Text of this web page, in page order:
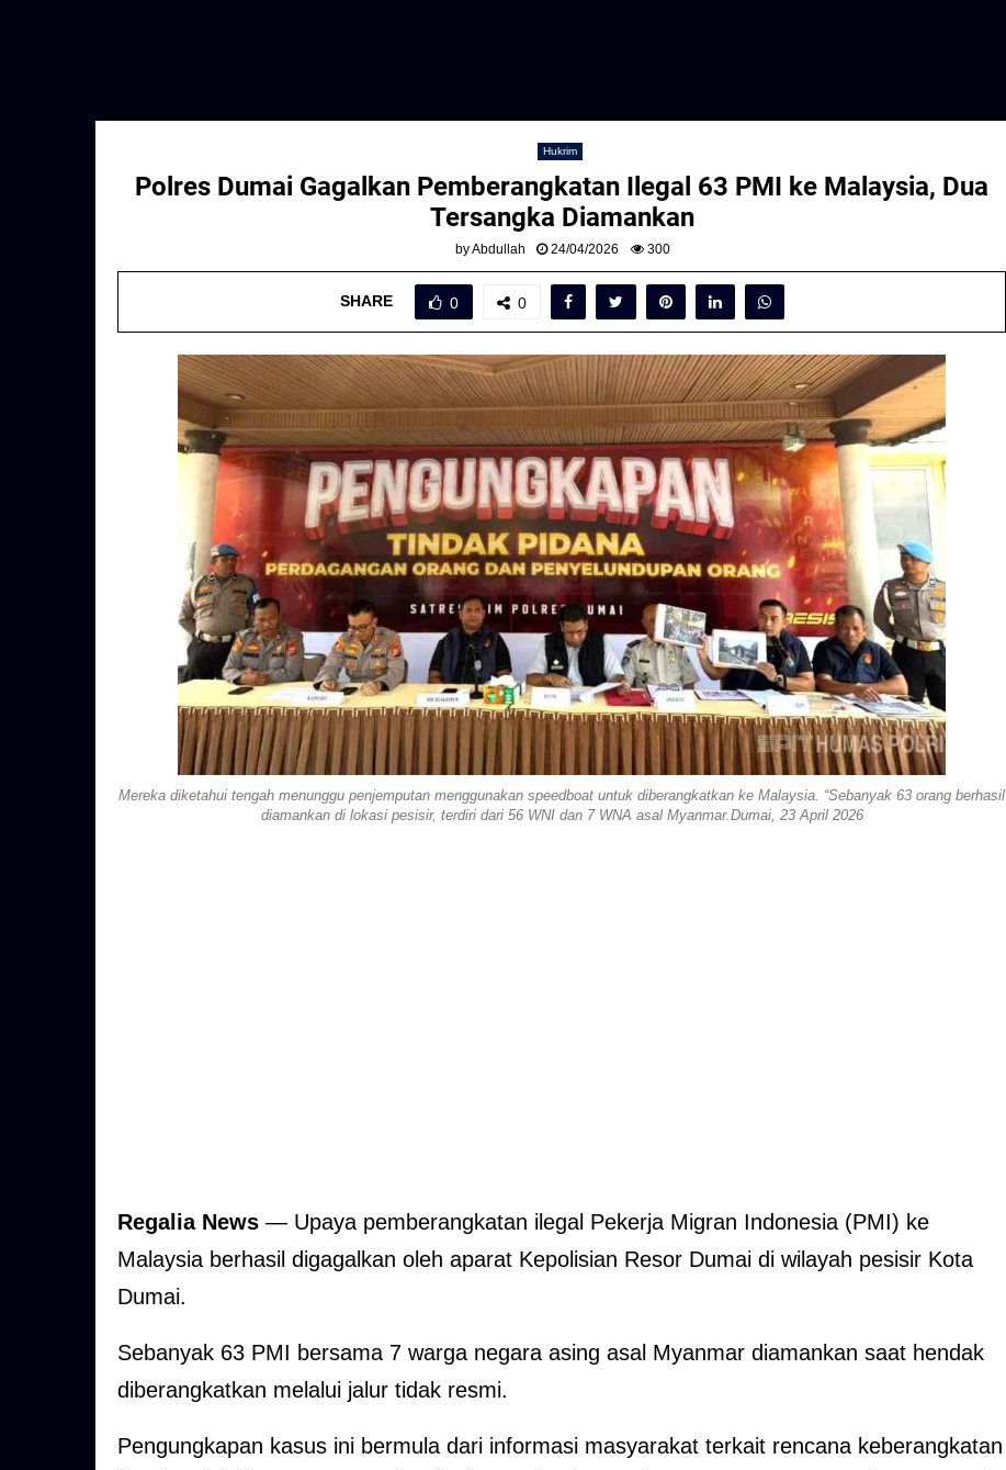
Hukrim
Polres Dumai Gagalkan Pemberangkatan Ilegal 63 PMI ke Malaysia, Dua
Tersangka Diamankan
byAbdullah 24/04/2026 300
SHARE 0 0
Mereka diketahui tengah menunggu penjemputan menggunakan speedboat untuk diberangkatkan ke Malaysia. “Sebanyak 63 orang berhasil
diamankan di lokasi pesisir, terdiri dari 56 WNI dan 7 WNA asal Myanmar.Dumai, 23 April 2026
Regalia News — Upaya pemberangkatan ilegal Pekerja Migran Indonesia (PMI) ke
Malaysia berhasil digagalkan oleh aparat Kepolisian Resor Dumai di wilayah pesisir Kota
Dumai.
Sebanyak 63 PMI bersama 7 warga negara asing asal Myanmar diamankan saat hendak
diberangkatkan melalui jalur tidak resmi.
Pengungkapan kasus ini bermula dari informasi masyarakat terkait rencana keberangkatan